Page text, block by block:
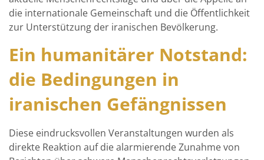
die internationale Gemeinschaft und die Öffentlichkeit
zur Unterstützung der iranischen Bevölkerung.
Ein humanitärer Notstand:
die Bedingungen in
iranischen Gefängnissen
Diese eindrucksvollen Veranstaltungen wurden als
direkte Reaktion auf die alarmierende Zunahme von